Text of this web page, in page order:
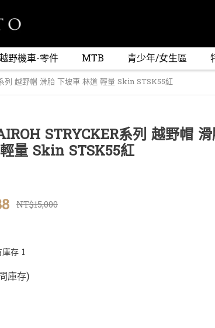
野機車-零件 MTB 青少年/女生區
越野帽 滑胎 下坡車 林道 輕量 Skin STSK55紅
STRYCKER系列 越野帽
量 Skin STSK55紅
NT$15,000
存 1
庫存)